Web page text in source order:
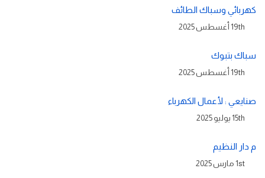
كهربائي وسباك الطائف
19th أغسطس 2025
سباك بتبوك
19th أغسطس 2025
صنايعي : لأعمال الكهرباء
15th يوليو 2025
م دار النظيم
1st مارس 2025